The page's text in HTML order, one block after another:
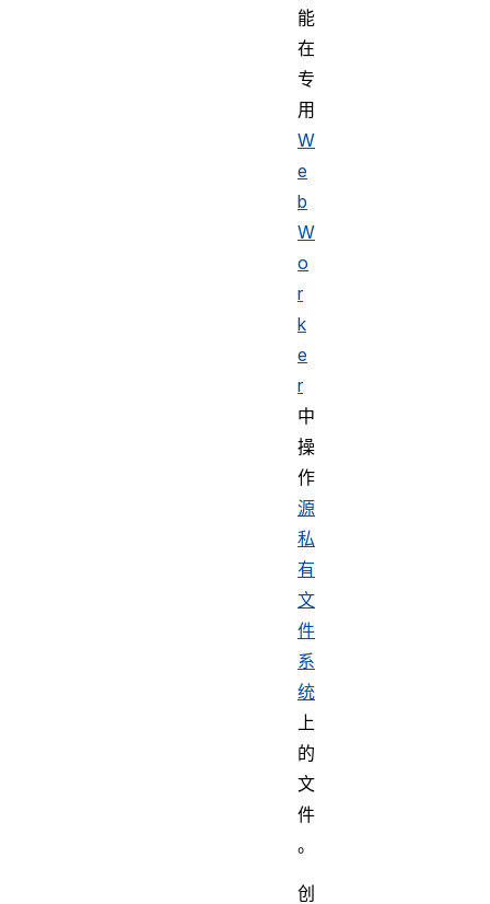
能
在
专
用
W
e
b
W
o
r
k
e
r
中
操
作
源
私
有
文
件
系
统
上
的
文
件
。
创